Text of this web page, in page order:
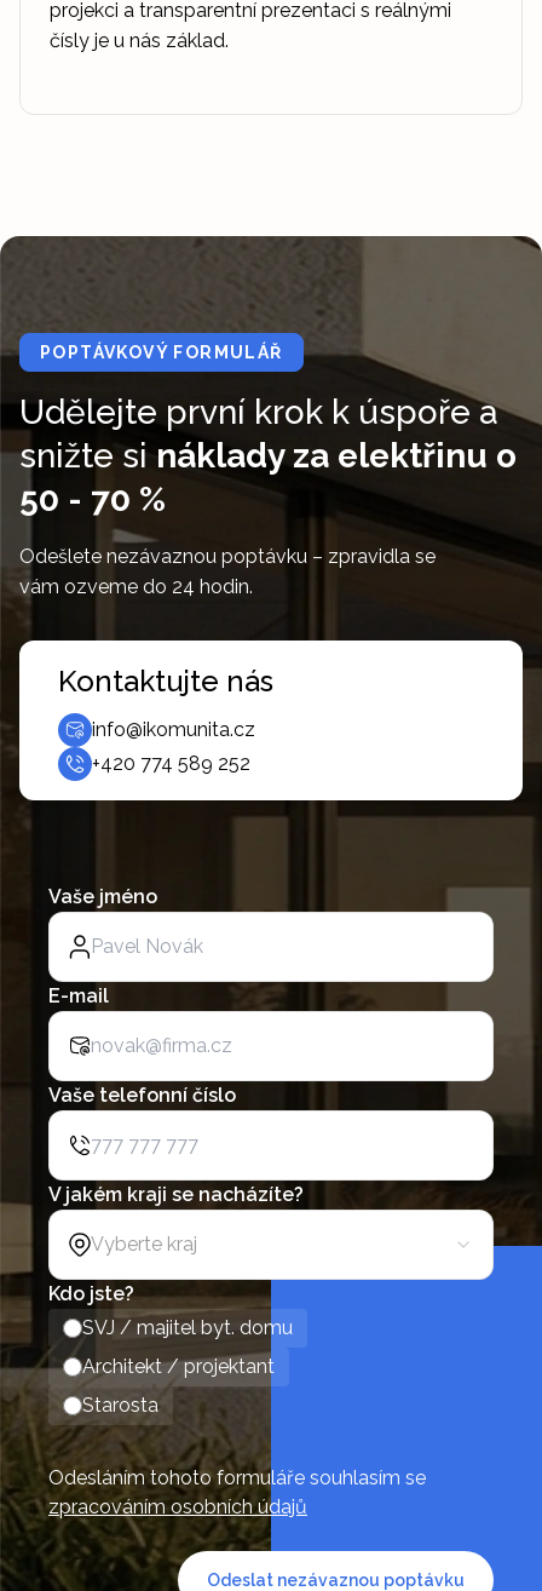
projekci a transparentní prezentaci s reálnými
čísly je u nás základ.
POPTÁVKOVÝ FORMULÁŘ
Udělejte první krok k úspoře a
snižte si náklady za elektřinu o
50 - 70 %
Odešlete nezávaznou poptávku – zpravidla se
vám ozveme do 24 hodin.
Kontaktujte nás
info@ikomunita.cz
+420 774 589 252
Vaše jméno
E-mail
Vaše telefonní číslo
V jakém kraji se nacházíte?
Vyberte kraj
Kdo jste?
SVJ / majitel byt. domu
Architekt / projektant
Starosta
Odesláním tohoto formuláře souhlasím se
zpracováním osobních údajů
Odeslat nezávaznou poptávku